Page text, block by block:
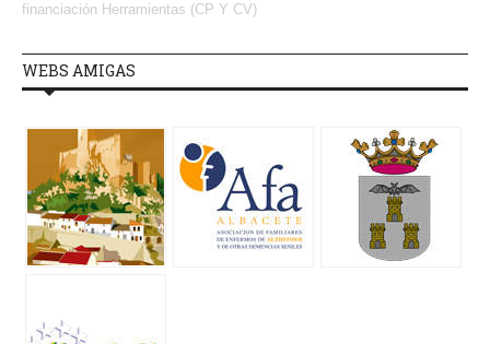
financiación Herramientas (CP Y CV)
WEBS AMIGAS